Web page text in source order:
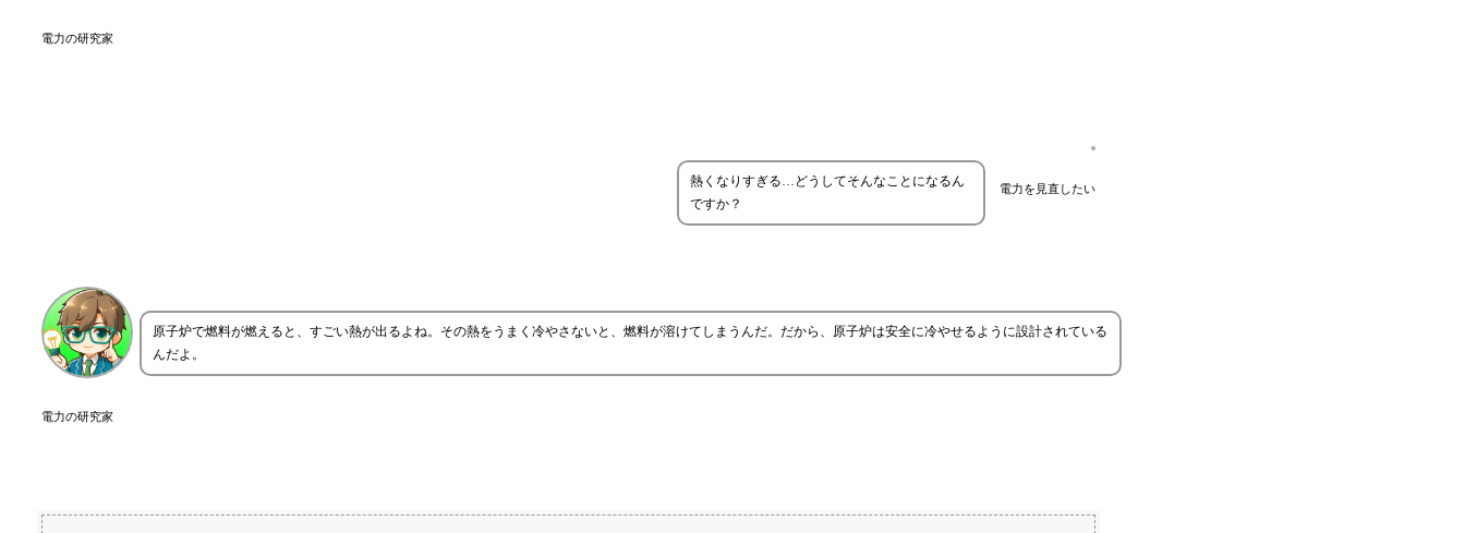
電力の研究家
電力を見直したい
熱くなりすぎる…どうしてそんなことになるん
ですか？
電力の研究家
原子炉で燃料が燃えると、すごい熱が出るよね。その熱をうまく冷やさないと、燃料が溶けてしまうんだ。だから、原子炉は安全に冷やせるように設計されている
んだよ。